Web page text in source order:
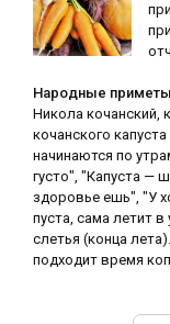
Народные
Никола кочанский,
кочанского
начинаются по
густо", "Капуста —
здоровье ешь", "У
пуста, сама летит
слетья (конца
подходит время